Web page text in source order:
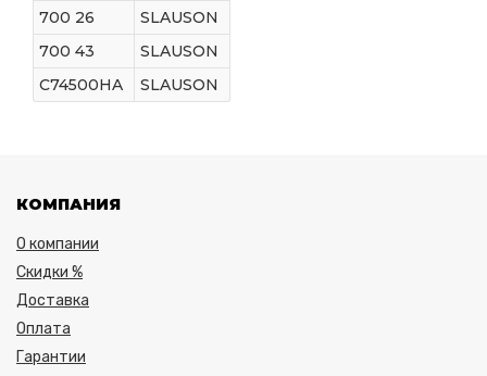
700 26
SLAUSON
700 43
SLAUSON
C74500HA
SLAUSON
КОМПАНИЯ
О компании
Скидки %
Доставка
Оплата
Гарантии